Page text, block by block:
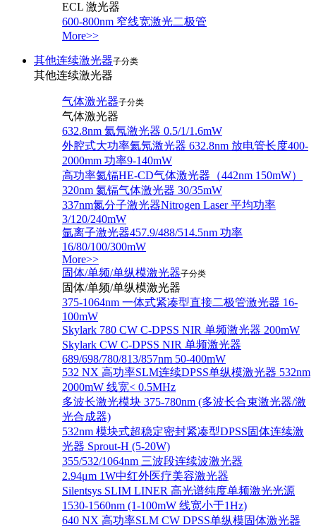
ECL 激光器
600-800nm 窄线宽激光二极管
More>>
其他连续激光器子分类
其他连续激光器
气体激光器子分类
气体激光器
632.8nm 氦氖激光器 0.5/1/1.6mW
外腔式大功率氦氖激光器 632.8nm 放电管长度400-
2000mm 功率9-140mW
高功率氦镉HE-CD气体激光器（442nm 150mW）
320nm 氦镉气体激光器 30/35mW
337nm氮分子激光器Nitrogen Laser 平均功率
3/120/240mW
氩离子激光器457.9/488/514.5nm 功率
16/80/100/300mW
More>>
固体/单频/单纵模激光器子分类
固体/单频/单纵模激光器
375-1064nm 一体式紧凑型直接二极管激光器 16-
100mW
Skylark 780 CW C-DPSS NIR 单频激光器 200mW
Skylark CW C-DPSS NIR 单频激光器
689/698/780/813/857nm 50-400mW
532 NX 高功率SLM连续DPSS单纵模激光器 532nm
2000mW 线宽< 0.5MHz
多波长激光模块 375-780nm (多波长合束激光器/激
光合成器)
532nm 模块式超稳定密封紧凑型DPSS固体连续激
光器 Sprout-H (5-20W)
355/532/1064nm 三波段连续波激光器
2.94μm 1W中红外医疗美容激光器
Silentsys SLIM LINER 高光谱纯度单频激光光源
1530-1560nm (1-100mW 线宽小于1Hz)
640 NX 高功率SLM CW DPSS单纵模固体激光器